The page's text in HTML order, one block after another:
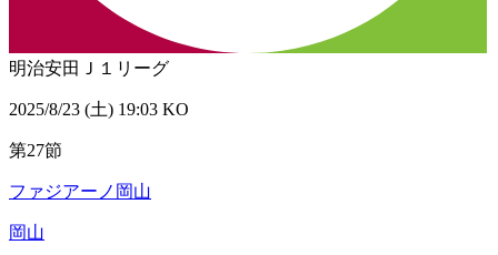
明治安田Ｊ１リーグ
2025/8/23 (土) 19:03 KO
第27節
ファジアーノ岡山
岡山